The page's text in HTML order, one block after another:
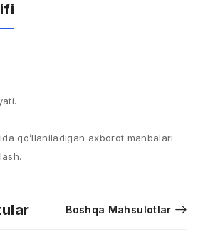
qo’llaniladigan axborot manbalari
Boshqa Mahsulotlar